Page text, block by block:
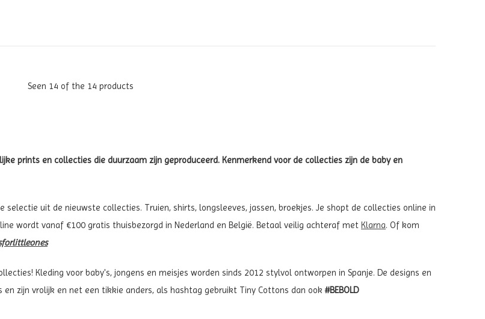
Seen 14 of the 14 products
prints en collecties die duurzaam zijn geproduceerd. Kenmerkend voor de collecties zijn de baby en
uit de nieuwste collecties. Truien, shirts, longsleeves, jassen, broekjes. Je shopt de collecties online in
wordt vanaf €100 gratis thuisbezorgd in Nederland en België. Betaal veilig achteraf met Klarna. Of kom
Kleding voor baby's, jongens en meisjes worden sinds 2012 stylvol ontworpen in Spanje. De designs en
zijn vrolijk en net een tikkie anders, als hashtag gebruikt Tiny Cottons dan ook#BEBOLD